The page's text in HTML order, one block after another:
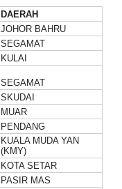
DAERAH
JOHOR BAHRU
SEGAMAT
KULAI
SEGAMAT
SKUDAI
MUAR
PENDANG
KUALA MUDA YAN
(KMY)
KOTA SETAR
PASIR MAS